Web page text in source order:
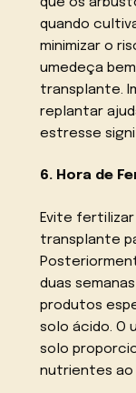
quando
minimizar o
umedeça
transplante.
replantar
estresse
6. Hora de
Evite fertilizar
transplante
duas
produtos
solo ácido. O
solo
nutrientes ao